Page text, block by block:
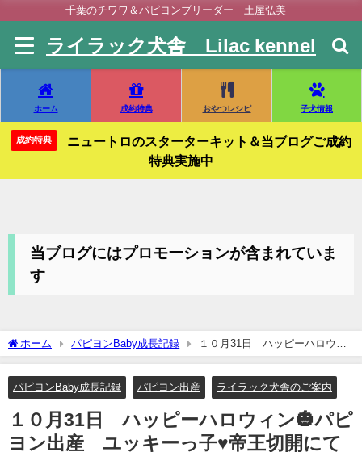
千葉のチワワ＆パピヨンブリーダー 土屋弘美
ライラック犬舎 Lilac kennel
ホーム 成約特典 おやつレシピ 子犬情報
成約特典
ニュートロのスターターキット＆当ブログご成約
特典実施中
当ブログにはプロモーションが含まれていま
す
ホーム パピヨンBaby成長記録
１０月31日 ハッピーハロウィ
ン🎃パピヨン出産 ユッキーっ子♥帝王切開にて元気に誕生しました
(≧▽≦)ブルームーン(人*´∀｀)｡*ﾟ+
パピヨンBaby成長記録
パピヨン出産 ライラック犬舎のご案内
１０月31日 ハッピーハロウィン🎃パピ
ヨン出産 ユッキーっ子♥帝王切開にて